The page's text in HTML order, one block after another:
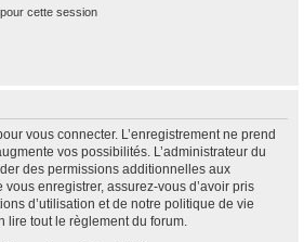
cette session
vous connecter. L’enregistrement ne prend
vos possibilités. L’administrateur du
des permissions additionnelles aux
vous enregistrer, assurez-vous d’avoir pris
d’utilisation et de notre politique de vie
lire tout le règlement du forum.